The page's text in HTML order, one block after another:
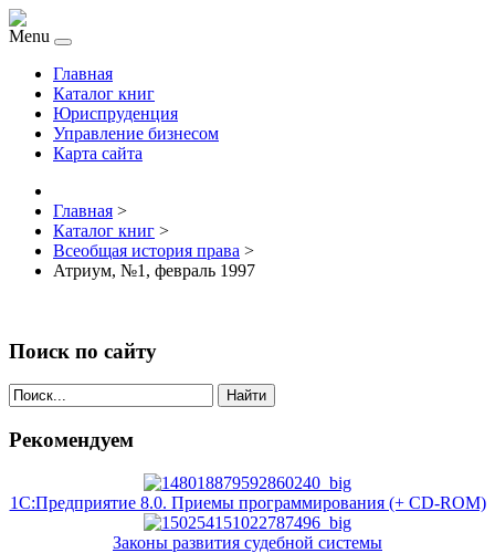
Menu
Главная
Каталог книг
Юриспруденция
Управление бизнесом
Карта сайта
Главная >
Каталог книг >
Всеобщая история права >
Атриум, №1, февраль 1997
Поиск по сайту
Найти
Рекомендуем
1С:Предприятие 8.0. Приемы программирования (+ CD-ROM)
Законы развития судебной системы